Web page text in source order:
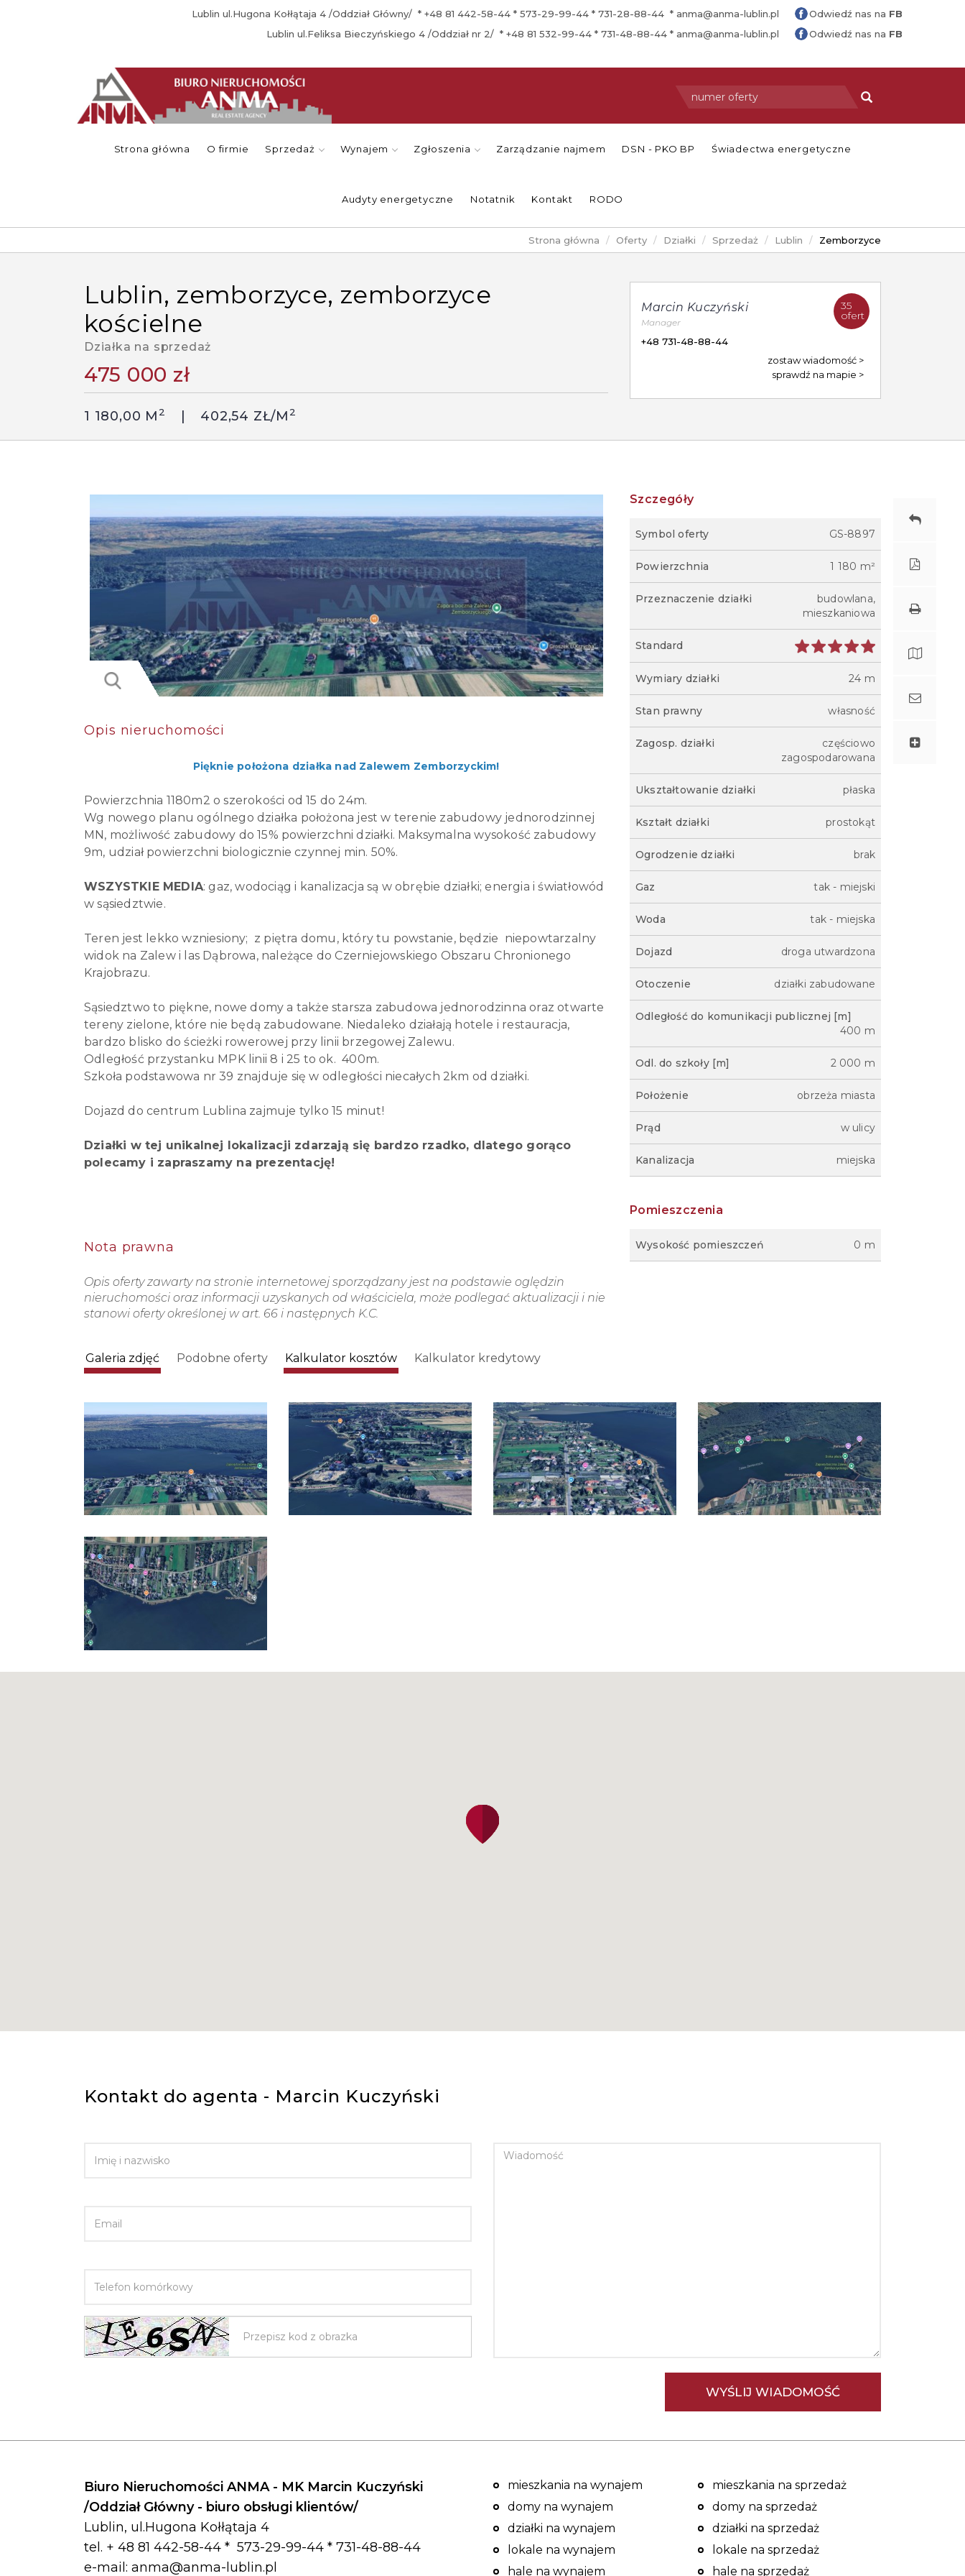
Lublin ul.Hugona Kołłątaja 4 /Oddział Główny/ * +48 81 442-58-44 * 573-29-99-44 * 731-28-88-44 * anma@anma-lublin.pl Odwiedź nas na FB
Lublin ul.Feliksa Bieczyńskiego 4 /Oddział nr 2/ * +48 81 532-99-44 * 731-48-88-44 * anma@anma-lublin.pl Odwiedź nas na FB
Strona główna O firmie Sprzedaż Wynajem Zgłoszenia Zarządzanie najmem DSN - PKO BP Świadectwa energetyczne
Audyty energetyczne Notatnik Kontakt RODO
Strona główna Oferty Działki Sprzedaż Lublin Zemborzyce
lublin, zemborzyce, zemborzyce
kościelne
Działka na sprzedaż
475 000 zł
1 180,00 M 2 402,54 ZŁ/M 2
35
ofert
Marcin Kuczyński
Manager
+48 731-48-88-44
zostaw wiadomość
sprawdź na mapie
Opis nieruchomości
Pięknie położona działka nad Zalewem Zemborzyckim!
Powierzchnia 1180m2 o szerokości od 15 do 24m.
Wg nowego planu ogólnego działka położona jest w terenie zabudowy jednorodzinnej
MN, możliwość zabudowy do 15% powierzchni działki. Maksymalna wysokość zabudowy
9m, udział powierzchni biologicznie czynnej min. 50%.
WSZYSTKIE MEDIA: gaz, wodociąg i kanalizacja są w obrębie działki; energia i światłowód
w sąsiedztwie.
Teren jest lekko wzniesiony; z piętra domu, który tu powstanie, będzie niepowtarzalny
widok na Zalew i las Dąbrowa, należące do Czerniejowskiego Obszaru Chronionego
Krajobrazu.
Sąsiedztwo to piękne, nowe domy a także starsza zabudowa jednorodzinna oraz otwarte
tereny zielone, które nie będą zabudowane. Niedaleko działają hotele i restauracja,
bardzo blisko do ścieżki rowerowej przy linii brzegowej Zalewu.
Odległość przystanku MPK linii 8 i 25 to ok. 400m.
Szkoła podstawowa nr 39 znajduje się w odległości niecałych 2km od działki.
Dojazd do centrum Lublina zajmuje tylko 15 minut!
Działki w tej unikalnej lokalizacji zdarzają się bardzo rzadko, dlatego gorąco
polecamy i zapraszamy na prezentację!
Nota prawna
Opis oferty zawarty na stronie internetowej sporządzany jest na podstawie oględzin
nieruchomości oraz informacji uzyskanych od właściciela, może podlegać aktualizacji i nie
stanowi oferty określonej w art. 66 i następnych K.C.
Szczegóły
Symbol oferty GS-8897
Powierzchnia 1 180 m²
Przeznaczenie działki
budowlana,
mieszkaniowa
Standard
Wymiary działki 24 m
Stan prawny własność
Zagosp. działki
częściowo
zagospodarowana
Ukształtowanie działki płaska
Kształt działki prostokąt
Ogrodzenie działki brak
Gaz tak - miejski
Woda tak - miejska
Dojazd droga utwardzona
Otoczenie działki zabudowane
Odległość do komunikacji publicznej [m]
400 m
Odl. do szkoły [m] 2 000 m
Położenie obrzeża miasta
Prąd w ulicy
Kanalizacja miejska
Pomieszczenia
Wysokość pomieszczeń 0 m
Galeria zdjęć Podobne oferty Kalkulator kosztów Kalkulator kredytowy
Kontakt do agenta - Marcin Kuczyński
Biuro Nieruchomości ANMA - MK Marcin Kuczyński
/Oddział Główny - biuro obsługi klientów/
Lublin, ul.Hugona Kołłątaja 4
tel. + 48 81 442-58-44 * 573-29-99-44 * 731-48-88-44
e-mail: anma@anma-lublin.pl
mieszkania na wynajem
domy na wynajem
działki na wynajem
lokale na wynajem
hale na wynajem
mieszkania na sprzedaż
domy na sprzedaż
działki na sprzedaż
lokale na sprzedaż
hale na sprzedaż